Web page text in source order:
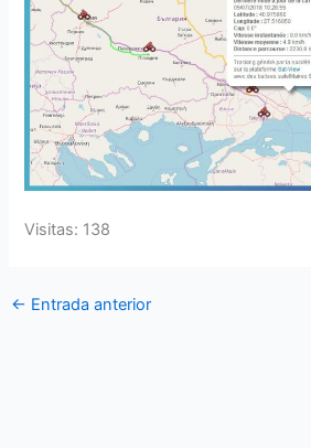
Visitas: 138
← Entrada anterior